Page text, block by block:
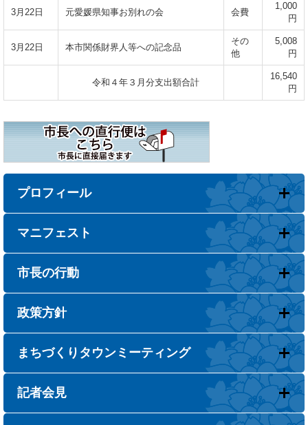
3月22日 元愛媛県知事お別れの会 会費
1,000
円
3月22日 本市関係財界人等への記念品
その
他
5,008
円
令和４年３月分支出額合計
16,540
円
プロフィール
マニフェスト
市長の行動
政策方針
まちづくりタウンミーティング
記者会見